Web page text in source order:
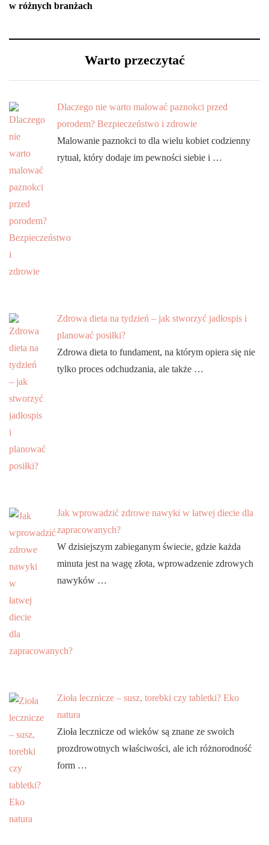
w różnych branżach
Warto przeczytać
Dlaczego nie warto malować paznokci przed
porodem? Bezpieczeństwo i zdrowie
Malowanie paznokci to dla wielu kobiet codzienny
rytuał, który dodaje im pewności siebie i …
Zdrowa dieta na tydzień – jak stworzyć jadłospis i
planować posiłki?
Zdrowa dieta to fundament, na którym opiera się nie
tylko proces odchudzania, ale także …
Jak wprowadzić zdrowe nawyki w łatwej diecie dla
zapracowanych?
W dzisiejszym zabieganym świecie, gdzie każda
minuta jest na wagę złota, wprowadzenie zdrowych
nawyków …
Zioła lecznicze – susz, torebki czy tabletki? Eko
natura
Zioła lecznicze od wieków są znane ze swoich
prozdrowotnych właściwości, ale ich różnorodność
form …